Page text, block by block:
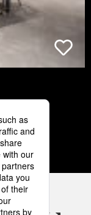
7
ウント